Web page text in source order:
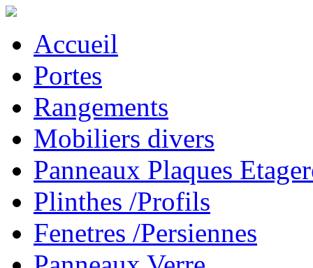
Accueil
Portes
Rangements
Mobiliers divers
Panneaux Plaques
Plinthes /Profils
Fenetres /Persiennes